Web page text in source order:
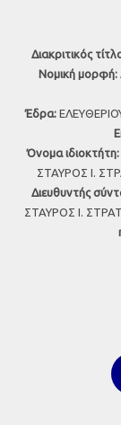
Διακριτικός
Νομική μορφή:
Έδρα:
Όνομα ιδιοκτήτη:
ΣΤΑΥΡΟΣ Ι.
Διευθυντής
ΣΤΑΥΡΟΣ Ι.